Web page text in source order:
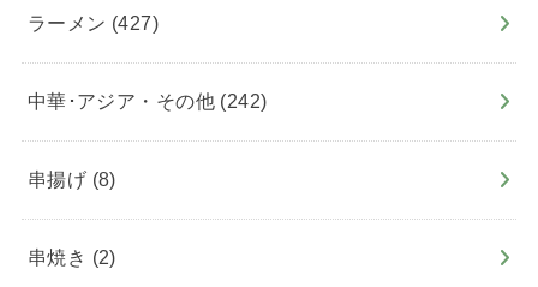
ラーメン (427)
中華･アジア・その他 (242)
串揚げ (8)
串焼き (2)